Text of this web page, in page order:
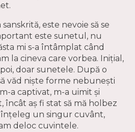
este nevoie să se
este sunetul, nu
mi s-a întâmplat când
la cineva care vorbea. Inițial,
doar sunetele. După o
văd niște forme nebunești
a captivat, m-a uimit și
aș fi stat să mă holbez
înțeleg un singur cuvânt,
deloc cuvintele.